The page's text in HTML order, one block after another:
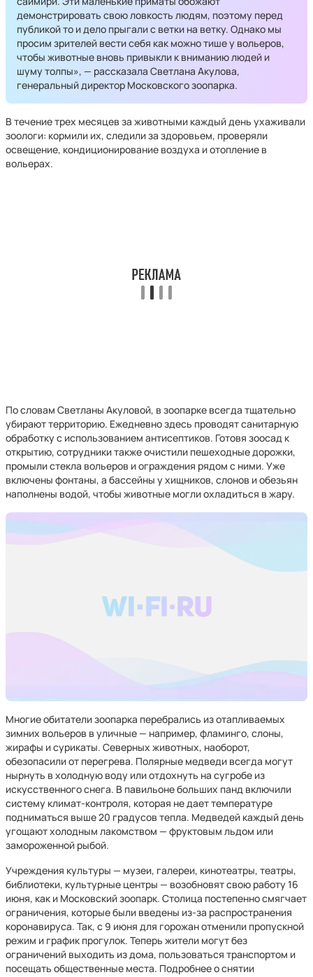
демонстрировать свою ловкость людям, поэтому перед
публикой то и дело прыгали с ветки на ветку. Однако мы
просим зрителей вести себя как можно тише у вольеров,
чтобы животные вновь привыкли к вниманию людей и
шуму толпы», — рассказала Светлана Акулова,
генеральный директор Московского зоопарка.
В течение трех месяцев за животными каждый день ухаживали
зоологи: кормили их, следили за здоровьем, проверяли
освещение, кондиционирование воздуха и отопление в
вольерах.
По словам Светланы Акуловой, в зоопарке всегда тщательно
убирают территорию. Ежедневно здесь проводят санитарную
обработку с использованием антисептиков. Готовя зоосад к
открытию, сотрудники также очистили пешеходные дорожки,
промыли стекла вольеров и ограждения рядом с ними. Уже
включены фонтаны, а бассейны у хищников, слонов и обезьян
наполнены водой, чтобы животные могли охладиться в жару.
Многие обитатели зоопарка перебрались из отапливаемых
зимних вольеров в уличные — например, фламинго, слоны,
жирафы и сурикаты. Северных животных, наоборот,
обезопасили от перегрева. Полярные медведи всегда могут
нырнуть в холодную воду или отдохнуть на сугробе из
искусственного снега. В павильоне больших панд включили
систему климат-контроля, которая не дает температуре
подниматься выше 20 градусов тепла. Медведей каждый день
угощают холодным лакомством — фруктовым льдом или
замороженной рыбой.
Учреждения культуры — музеи, галереи, кинотеатры, театры,
библиотеки, культурные центры — возобновят свою работу 16
июня, как и Московский зоопарк. Столица постепенно смягчает
ограничения, которые были введены из-за распространения
коронавируса. Так, с 9 июня для горожан отменили пропускной
режим и график прогулок. Теперь жители могут без
ограничений выходить из дома, пользоваться транспортом и
посещать общественные места. Подробнее о снятии